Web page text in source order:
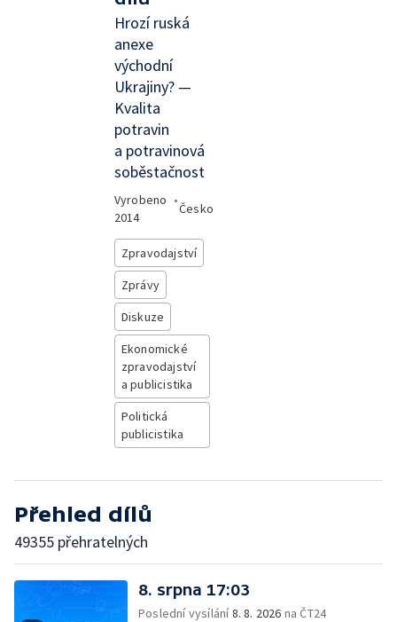
Hrozí ruská
anexe
východní
Ukrajiny? —
Kvalita
potravin
a potravinová
soběstačnost
Vyrobeno
2014
•
Česko
Zpravodajství
Zprávy
Diskuze
Ekonomické
zpravodajství
a publicistika
Politická
publicistika
Přehled dílů
49355 přehratelných
8. srpna 17:03
Poslední vysílání8. 8. 2026 na ČT24